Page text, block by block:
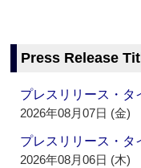
Press Release
プレスリリース・
2026年08月07日 (金)
プレスリリース・
2026年08月06日 (木)